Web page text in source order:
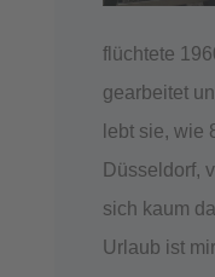
flüchtete
gearbeitet
lebt sie, wie
Düsseldorf,
sich kaum
Urlaub ist